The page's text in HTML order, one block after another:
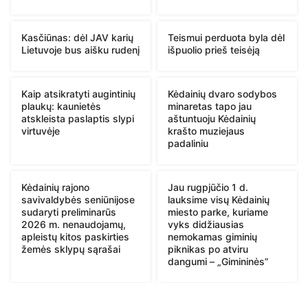
Kasčiūnas: dėl JAV karių
Lietuvoje bus aišku rudenį
Teismui perduota byla dėl
išpuolio prieš teisėją
Kaip atsikratyti augintinių
plaukų: kaunietės
atskleista paslaptis slypi
virtuvėje
Kėdainių dvaro sodybos
minaretas tapo jau
aštuntuoju Kėdainių
krašto muziejaus
padaliniu
Kėdainių rajono
savivaldybės seniūnijose
sudaryti preliminarūs
2026 m. nenaudojamų,
apleistų kitos paskirties
žemės sklypų sąrašai
Jau rugpjūčio 1 d.
lauksime visų Kėdainių
miesto parke, kuriame
vyks didžiausias
nemokamas giminių
piknikas po atviru
dangumi – „Gimininės”